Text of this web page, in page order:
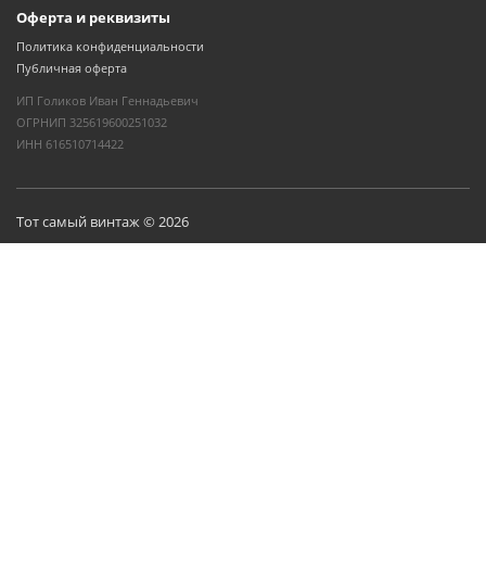
Оферта и реквизиты
Политика конфиденциальности
Публичная оферта
ИП Голиков Иван Геннадьевич
ОГРНИП 325619600251032
ИНН 616510714422
Тот самый винтаж © 2026